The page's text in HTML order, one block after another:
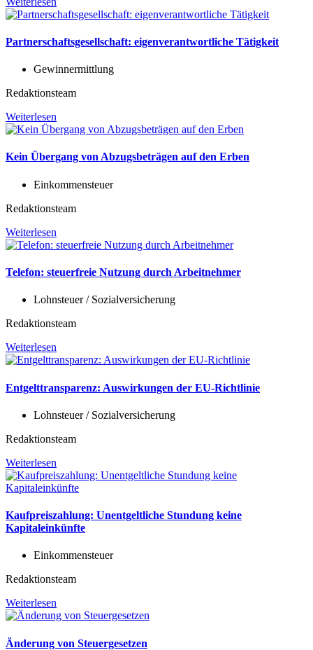
Partnerschaftsgesellschaft: eigenverantwortliche Tätigkeit
Gewinnermittlung
Redaktionsteam
Weiterlesen
Kein Übergang von Abzugsbeträgen auf den Erben
Einkommensteuer
Redaktionsteam
Weiterlesen
Telefon: steuerfreie Nutzung durch Arbeitnehmer
Lohnsteuer / Sozialversicherung
Redaktionsteam
Weiterlesen
Entgelttransparenz: Auswirkungen der EU-Richtlinie
Lohnsteuer / Sozialversicherung
Redaktionsteam
Weiterlesen
Kaufpreiszahlung: Unentgeltliche Stundung keine
Kapitaleinkünfte
Einkommensteuer
Redaktionsteam
Weiterlesen
Änderung von Steuergesetzen